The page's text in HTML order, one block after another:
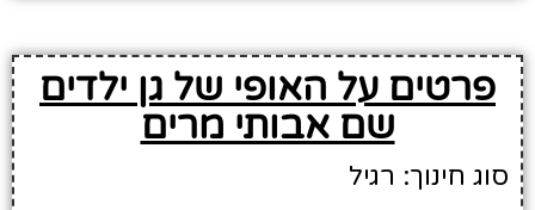
פרטים על האופי של גן ילדים
שם אבותי מרים
סוג חינוך: רגיל